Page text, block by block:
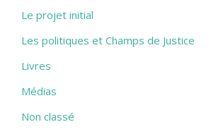
Le projet initial
Les politiques et Champs de Justice
Livres
Médias
Non classé